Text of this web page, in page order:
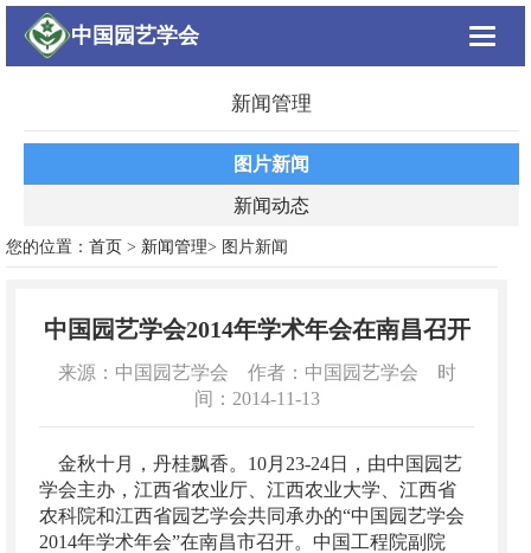
中国园艺学会
Toggle
新闻管理
图片新闻
新闻动态
您的位置： 首页 > 新闻管理> 图片新闻
中国园艺学会2014年学术年会在南昌召开
来源：中国园艺学会 作者：中国园艺学会 时
间：2014-11-13
金秋十月，丹桂飘香。10月23-24日，由中国园艺
学会主办，江西省农业厅、江西农业大学、江西省
农科院和江西省园艺学会共同承办的“中国园艺学会
2014年学术年会”在南昌市召开。中国工程院副院